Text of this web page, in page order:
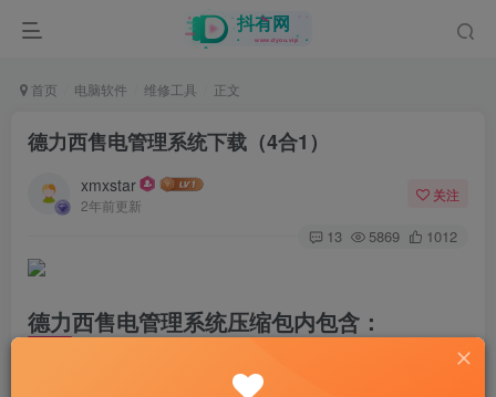
首页 电脑软件 维修工具 正文
德力西售电管理系统下载（4合1）
xmxstar
2年前更新
关注
13 5869 1012
德力西售电管理系统压缩包内包含：
01 数码管卡表-预付费售电管理系统